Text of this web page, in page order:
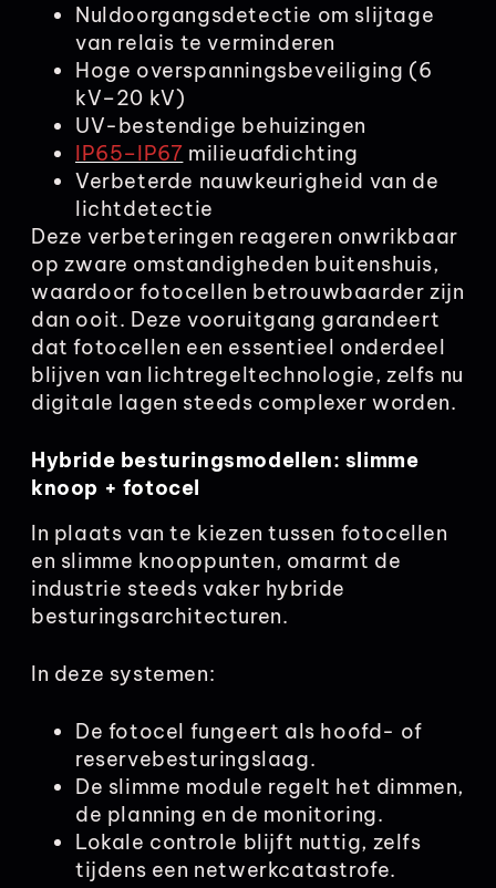
Nuldoorgangsdetectie om slijtage
van relais te verminderen
Hoge overspanningsbeveiliging (6
kV–20 kV)
UV-bestendige behuizingen
IP65–IP67 milieuafdichting
Verbeterde nauwkeurigheid van de
lichtdetectie
Deze verbeteringen reageren onwrikbaar
op zware omstandigheden buitenshuis,
waardoor fotocellen betrouwbaarder zijn
dan ooit. Deze vooruitgang garandeert
dat fotocellen een essentieel onderdeel
blijven van lichtregeltechnologie, zelfs nu
digitale lagen steeds complexer worden.
Hybride besturingsmodellen: slimme
knoop + fotocel
In plaats van te kiezen tussen fotocellen
en slimme knooppunten, omarmt de
industrie steeds vaker hybride
besturingsarchitecturen.
In deze systemen:
De fotocel fungeert als hoofd- of
reservebesturingslaag.
De slimme module regelt het dimmen,
de planning en de monitoring.
Lokale controle blijft nuttig, zelfs
tijdens een netwerkcatastrofe.